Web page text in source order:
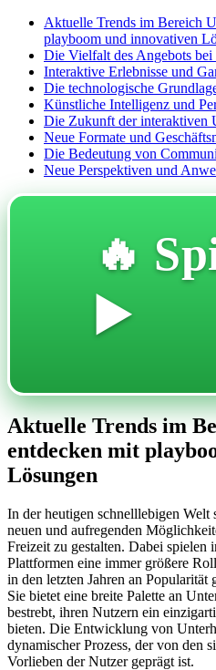
Aktuelle Trends im Bereich
playboom und innovativen
Die Vielfalt des Angebots
Interaktive Erlebnisse und
Die technologische
Künstliche Intelligenz und
Die Zukunft der interaktiven
Neue Formate und
Die Bedeutung von
Neue Perspektiven und
🔥
▶️
Aktuelle Trends im
entdecken mit
Lösungen
In der heutigen schnelllebigen Welt
neuen und aufregenden
Freizeit zu gestalten. Dabei spielen
Plattformen eine immer größere
in den letzten Jahren an Popularität
Sie bietet eine breite Palette an
bestrebt, ihren Nutzern ein
bieten. Die Entwicklung von
dynamischer Prozess, der von den
Vorlieben der Nutzer geprägt ist.